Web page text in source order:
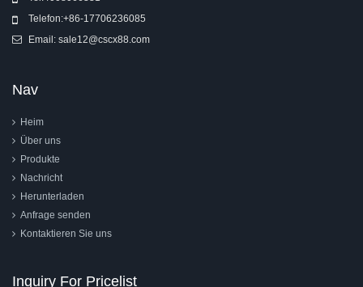
Telefon:+86-17706236085
Email: sale12@cscx88.com
Nav
Heim
Über uns
Produkte
Nachricht
Herunterladen
Anfrage senden
Kontaktieren Sie uns
Inquiry For Pricelist